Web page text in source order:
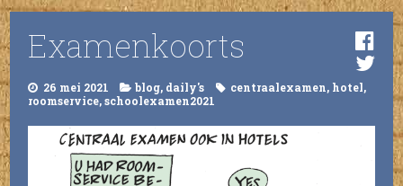
Examenkoorts
26 mei 2021 blog, daily's centraalexamen, hotel,
roomservice,schoolexamen2021